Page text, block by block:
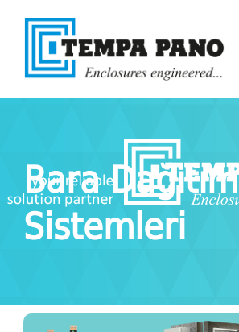
Bara Dağıtım
Sistemleri